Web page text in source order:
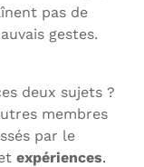
pas de
gestes.
deux sujets ?
membres
par le
expériences.